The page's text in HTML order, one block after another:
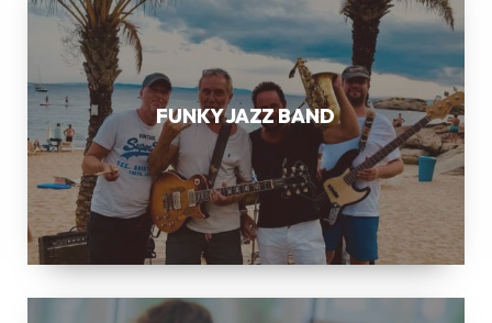
FUNKY JAZZ BAND
JAZZ
BAND